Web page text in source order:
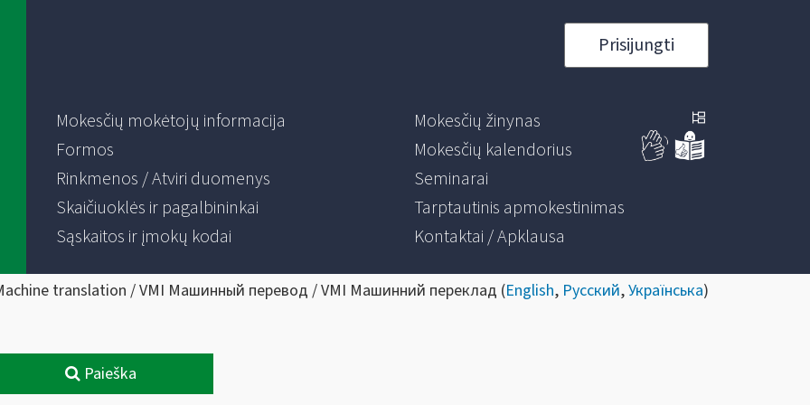
Prisijungti
Mokesčių mokėtojų informacija
Formos
Rinkmenos / Atviri duomenys
Skaičiuoklės ir pagalbininkai
Sąskaitos ir įmokų kodai
Mokesčių žinynas
Mokesčių kalendorius
Seminarai
Tarptautinis apmokestinimas
Kontaktai / Apklausa
translation / VMI Машинный перевод / VMI Машинний переклад (English, Русский,Українська)
Paieška